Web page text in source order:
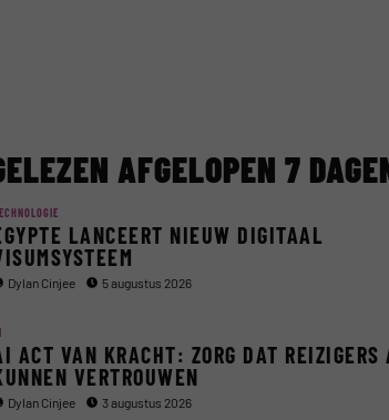
AFGELOPEN 7
LANCEERT NIEUW DIGITAAL
Dylan Cinjee 5 augustus 2026
ACT VAN KRACHT: ZORG DAT REIZIGERS
VERTROUWEN
Dylan Cinjee 3 augustus 2026